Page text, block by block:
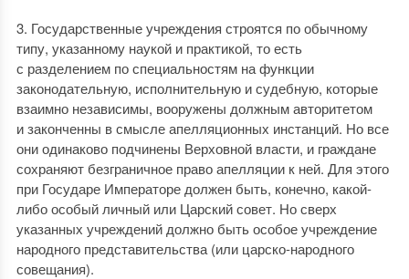
3. Государственные учреждения строятся по обычному
типу, указанному наукой и практикой, то есть
с разделением по специальностям на функции
законодательную, исполнительную и судебную, которые
взаимно независимы, вооружены должным авторитетом
и законченны в смысле апелляционных инстанций. Но все
они одинаково подчинены Верховной власти, и граждане
сохраняют безграничное право апелляции к ней. Для этого
при Государе Императоре должен быть, конечно, какой-
либо особый личный или Царский совет. Но сверх
указанных учреждений должно быть особое учреждение
народного представительства (или царско-народного
совещания).